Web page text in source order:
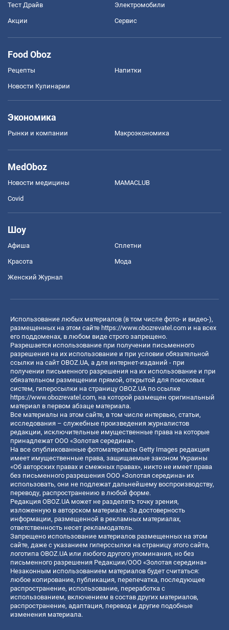
Тест Драйв Электромобили
Акции Сервис
Food Oboz
Рецепты Напитки
Новости Кулинарии
Экономика
Рынки и компании Mакроэкономика
MedOboz
Новости медицины MAMACLUB
Covid
Шоу
Афиша Сплетни
Красота Мода
Женский Журнал
Использование любых материалов (в том числе фото- и видео-),
размещенных на этом сайте https://www.obozrevatel.com и на всех
его поддоменах, в любом виде строго запрещено.
Разрешается использование при получении письменного
разрешения на их использование и при условии обязательной
ссылки на сайт OBOZ.UA, а для интернет-изданий - при
получении письменного разрешения на их использование и при
обязательном размещении прямой, открытой для поисковых
систем, гиперссылки на страницу OBOZ.UA по ссылке
https://www.obozrevatel.com, на которой размещен оригинальный
материал в первом абзаце материала.
Все материалы на этом сайте, в том числе интервью, статьи,
исследования – служебные произведения журналистов
редакции, исключительные имущественные права на которые
принадлежат ООО «Золотая середина».
На все опубликованные фотоматериалы Getty Images редакция
имеет имущественные права, защищаемые законом Украины
«Об авторских правах и смежных правах», никто не имеет права
без письменного разрешения ООО «Золотая середина» их
использовать, они не подлежат дальнейшему воспроизводству,
переводу, распространению в любой форме.
Редакция OBOZ.UA может не разделять точку зрения,
изложенную в авторском материале. За достоверность
информации, размещенной в рекламных материалах,
ответственность несет рекламодатель.
Запрещено использование материалов размещенных на этом
сайте, даже с указанием гиперссылки на страницу этого сайта,
логотипа OBOZ.UA или любого другого упоминания, но без
письменного разрешения Редакции/ООО «Золотая середина»
Незаконным использованием материалов будет считаться:
любое копирование, публикация, перепечатка, последующее
распространение, использование, переработка с
использованием, включением в состав других материалов,
распространение, адаптация, перевод и другие подобные
изменения материала.